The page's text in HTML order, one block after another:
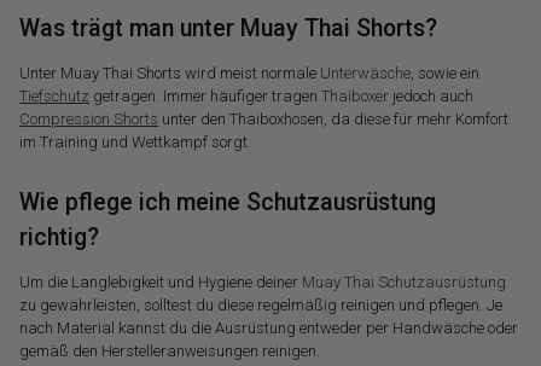
Was trägt man unter Muay Thai Shorts?
Unter Muay Thai Shorts wird meist normale Unterwäsche, sowie ein
Tiefschutz getragen. Immer häufiger tragenThaiboxer jedoch auch
Compression Shorts unter den Thaiboxhosen, da diese für mehr Komfort
im Training und Wettkampf sorgt.
Wie pflege ich meine Schutzausrüstung
richtig?
Um die Langlebigkeit und Hygiene deiner Muay Thai Schutzausrüstung
zu gewährleisten, solltest du diese regelmäßig reinigen und pflegen. Je
nach Material kannst du die Ausrüstung entweder per Handwäsche oder
gemäß den Herstelleranweisungen reinigen.